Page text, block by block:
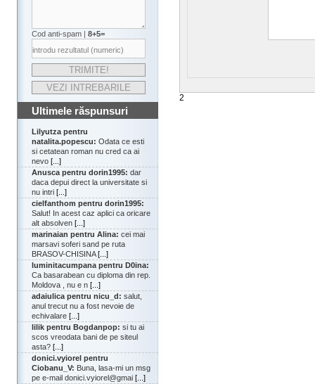
Cod anti-spam | 8+5=
Ultimele răspunsuri
Lilyutza pentru
natalita.popescu: Odata ce esti
si cetatean roman nu cred ca ai
nevo [...]
Anusca pentru dorin1995: dar
daca depui direct la universitate si
nu intri [...]
cielfanthom pentru dorin1995:
Salut! In acest caz aplici ca oricare
alt absolven [...]
marinaian pentru Alina: cei mai
marsavi soferi sand pe ruta
BRASOV-CHISINA[...]
luminitacumpana pentru D0ina:
Ca basarabean cu diploma din rep.
Moldova , nu e n [...]
adaiulica pentru nicu_d: salut,
anul trecut nu a fost nevoie de
echivalare [...]
lilik pentru Bogdanpop: si tu ai
scos vreodata bani de pe siteul
asta? [...]
donici.vyiorel pentru
Ciobanu_V: Buna, lasa-mi un msg
pe e-mail donici.vyiorel@gmai [...]
2